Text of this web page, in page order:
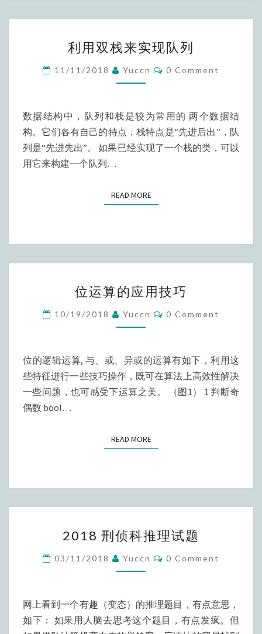
用
双
栈
实
现
队
利用双栈来实现队列
11/11/2018 Yuccn Comments
0 Comment
数据结构中，队列和栈是较为常用的 两个数据结
构。它们各有自己的特点，栈特点是“先进后出”，队
列是“先进先出”。 如果已经实现了一个栈的类，可以
用它来构建一个队列…
READ MOREREAD MORE
运
算
的
用
技
巧
位运算的应用技巧
10/19/2018 Yuccn Comments
0 Comment
位的逻辑运算, 与、或、异或的运算有如下，利用这
些特征进行一些技巧操作，既可在算法上高效性解决
一些问题，也可感受下运算之美。 （图1） 1 判断奇
偶数 bool…
READ MOREREAD MORE
刑
侦
科
理
试
2018 刑侦科推理试题
03/11/2018 Yuccn Comments
0 Comment
网上看到一个有趣（变态）的推理题目，有点意思，
如下： 如果用人脑去思考这个题目，有点发疯。但